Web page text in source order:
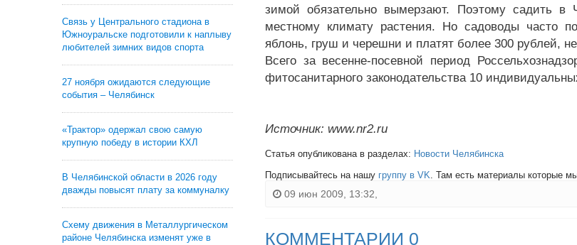
Связь у Центрального стадиона в
Южноуральске подготовили к наплыву
любителей зимних видов спорта
27 ноября ожидаются следующие
события – Челябинск
«Трактор» одержал свою самую
крупную победу в истории КХЛ
В Челябинской области в 2026 году
дважды повысят плату за коммуналку
Схему движения в Металлургическом
районе Челябинска изменят уже в
зимой обязательно вымерзают. Поэтому садить в
местному климату растения. Но садоводы часто
яблонь, груш и черешни и платят более 300 рублей,
Всего за весенне-посевной период
фитосанитарного законодательства 10
Источник: www.nr2.ru
Статья опубликована в разделах: Новости Челябинска
Подписывайтесь на нашу группу в VK. Там есть материалы которые
09 июн 2009, 13:32,
КОММЕНТАРИИ 0